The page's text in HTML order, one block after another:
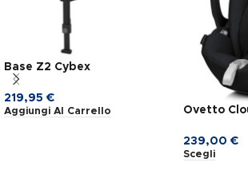
Base Z2 Cybex
219,95 €
Aggiungi Al Carrello Ovetto
239,00 €
Scegli